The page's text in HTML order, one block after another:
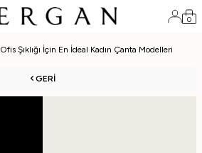
0
Ofis Şıklığı İçin En İdeal Kadın Çanta Modelleri
GERI